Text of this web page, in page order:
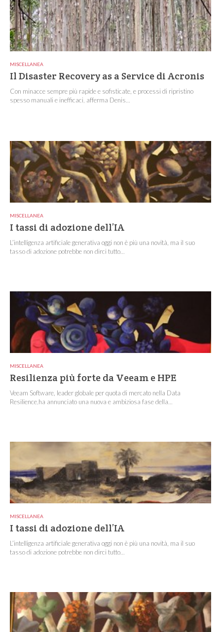
MISCELLANEA
Il Disaster Recovery as a Service di Acronis
Con minacce sempre più rapide e sofisticate, e processi di ripristino
spesso manuali e inefficaci, afferma Denis...
MISCELLANEA
I tassi di adozione dell’IA
L’intelligenza artificiale generativa oggi non è più una novità, ma il suo
tasso di adozione potrebbe non dirci tutto...
MISCELLANEA
Resilienza più forte da Veeam e HPE
Veeam Software, leader globale per quota di mercato nella Data
Resilience,ha annunciato una nuova e ambiziosa fase della...
MISCELLANEA
I tassi di adozione dell’IA
L’intelligenza artificiale generativa oggi non è più una novità, ma il suo
tasso di adozione potrebbe non dirci tutto...